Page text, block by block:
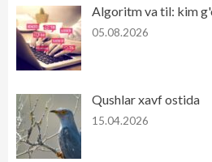
Algoritm va til: kim
05.08.2026
Qushlar xavf ostida
15.04.2026